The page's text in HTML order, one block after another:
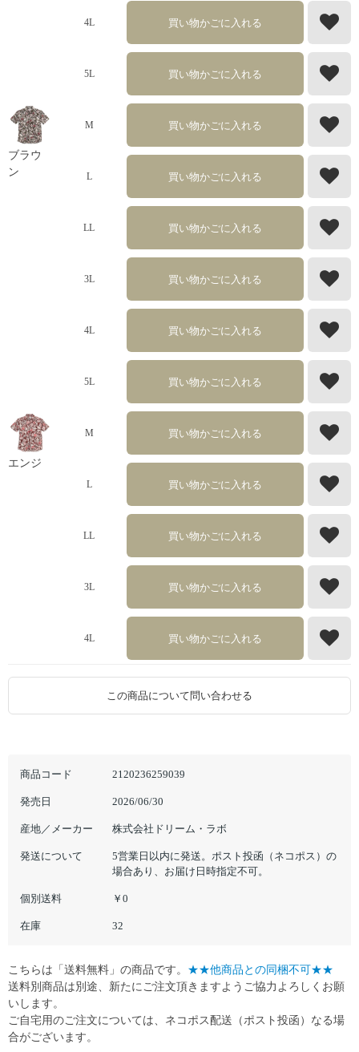
商品コード 2120236259039
発売日 2026/06/30
産地／メーカー 株式会社ドリーム・ラボ
発送について
5営業日以内に発送。ポスト投函（ネコポス）の
場合あり、お届け日時指定不可。
個別送料 ￥0
在庫 32
4L 買い物かごに入れる
5L 買い物かごに入れる
ブラウ
ン
M 買い物かごに入れる
L 買い物かごに入れる
LL 買い物かごに入れる
3L 買い物かごに入れる
4L 買い物かごに入れる
5L 買い物かごに入れる
エンジ
M 買い物かごに入れる
L 買い物かごに入れる
LL 買い物かごに入れる
3L 買い物かごに入れる
4L 買い物かごに入れる
この商品について問い合わせる
こちらは「送料無料」の商品です。 ★★他商品との同梱不可★★
送料別商品は別途、新たにご注文頂きますようご協力よろしくお願
いします。
ご自宅用のご注文については、ネコポス配送（ポスト投函）なる場
合がございます。